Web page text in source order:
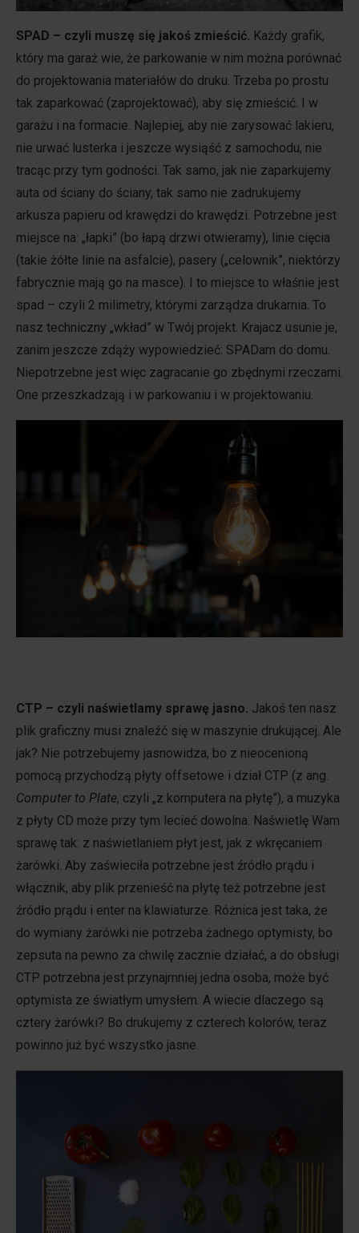
SPAD – czyli muszę się jakoś zmieścić. Każdy grafik,
który ma garaż wie, że parkowanie w nim można porównać
do projektowania materiałów do druku. Trzeba po prostu
tak zaparkować (zaprojektować), aby się zmieścić. I w
garażu i na formacie. Najlepiej, aby nie zarysować lakieru,
nie urwać lusterka i jeszcze wysiąść z samochodu, nie
tracąc przy tym godności. Tak samo, jak nie zaparkujemy
auta od ściany do ściany, tak samo nie zadrukujemy
arkusza papieru od krawędzi do krawędzi. Potrzebne jest
miejsce na: „łapki” (bo łapą drzwi otwieramy), linie cięcia
(takie żółte linie na asfalcie), pasery („celownik”, niektórzy
fabrycznie mają go na masce). I to miejsce to właśnie jest
spad – czyli 2 milimetry, którymi zarządza drukarnia. To
nasz techniczny „wkład” w Twój projekt. Krajacz usunie je,
zanim jeszcze zdąży wypowiedzieć: SPADam do domu.
Niepotrzebne jest więc zagracanie go zbędnymi rzeczami.
One przeszkadzają i w parkowaniu i w projektowaniu.
CTP – czyli naświetlamy sprawę jasno. Jakoś ten nasz
plik graficzny musi znaleźć się w maszynie drukującej. Ale
jak? Nie potrzebujemy jasnowidza, bo z nieocenioną
pomocą przychodzą płyty offsetowe i dział CTP (z ang.
Computer to Plate, czyli „z komputera na płytę”), a muzyka
z płyty CD może przy tym lecieć dowolna. Naświetlę Wam
sprawę tak: z naświetlaniem płyt jest, jak z wkręcaniem
żarówki. Aby zaświeciła potrzebne jest źródło prądu i
włącznik, aby plik przenieść na płytę też potrzebne jest
źródło prądu i enter na klawiaturze. Różnica jest taka, że
do wymiany żarówki nie potrzeba żadnego optymisty, bo
zepsuta na pewno za chwilę zacznie działać, a do obsługi
CTP potrzebna jest przynajmniej jedna osoba, może być
optymista ze światłym umysłem. A wiecie dlaczego są
cztery żarówki? Bo drukujemy z czterech kolorów, teraz
powinno już być wszystko jasne.